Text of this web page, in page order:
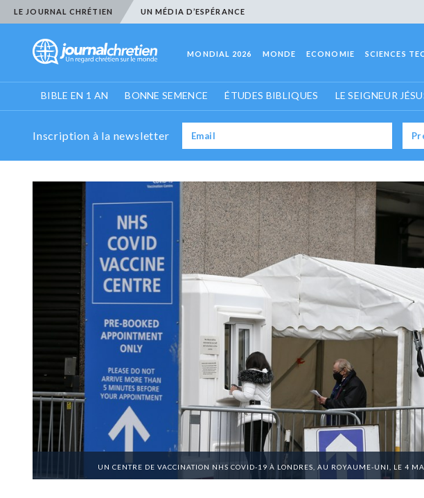
LE JOURNAL CHRÉTIEN UN MÉDIA D’ESPÉRANCE
MONDIAL 2026 MONDE ECONOMIE SCIENCES
BIBLE EN 1 AN BONNE SEMENCE ÉTUDES BIBLIQUES LE SEIGNEUR
Inscription à la newsletter
UN CENTRE DE VACCINATION NHS COVID-19 À LONDRES, AU ROYAUME-UNI, LE 4